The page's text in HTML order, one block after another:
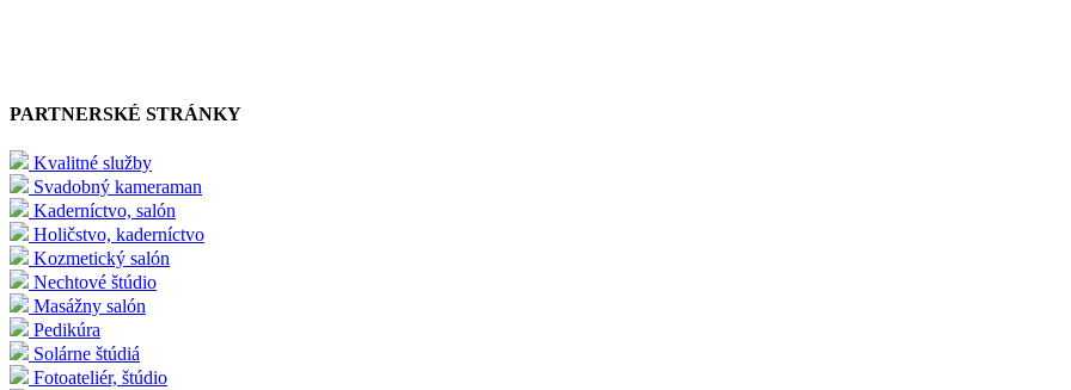
PARTNERSKÉ STRÁNKY
Kvalitné služby
Svadobný kameraman
Kaderníctvo, salón
Holičstvo, kaderníctvo
Kozmetický salón
Nechtové štúdio
Masážny salón
Pedikúra
Solárne štúdiá
Fotoateliér, štúdio